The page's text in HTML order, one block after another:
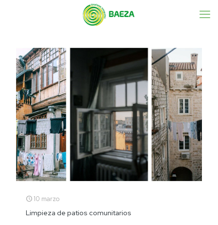
10 marzo
Limpieza de patios comunitarios